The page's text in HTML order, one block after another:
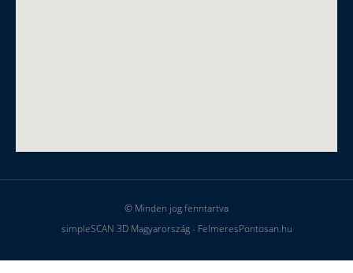
© Minden jog fenntartva
simpleSCAN 3D Magyarország - FelmeresPontosan.hu